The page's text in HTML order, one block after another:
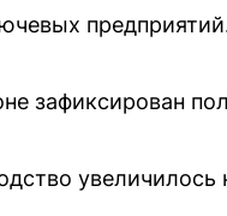
зафиксирован
увеличилось